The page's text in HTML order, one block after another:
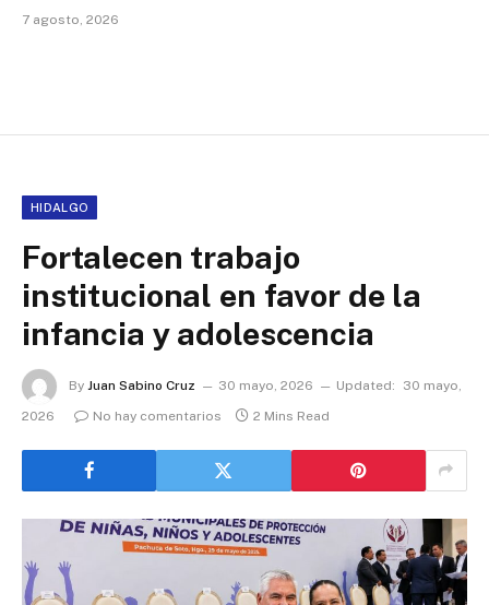
7 agosto, 2026
HIDALGO
Fortalecen trabajo
institucional en favor de la
infancia y adolescencia
By Juan Sabino Cruz 30 mayo, 2026 Updated:
30 mayo,
2026
No hay comentarios 2 Mins Read